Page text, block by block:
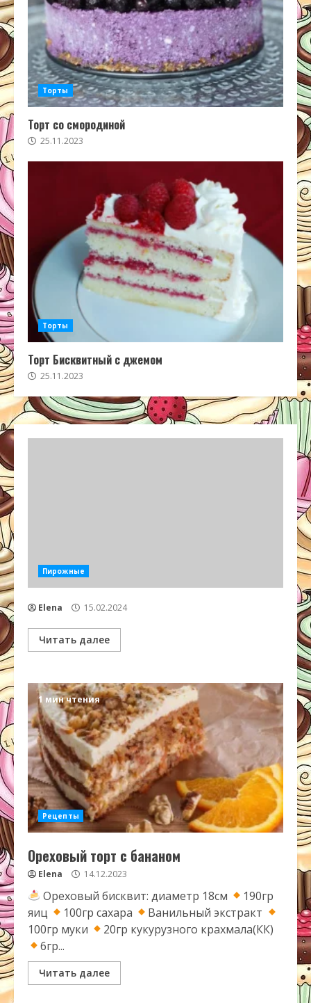
Торты
Торт со смородиной
25.11.2023
Торты
Торт Бисквитный с джемом
25.11.2023
Пирожные
Elena 15.02.2024
Читать далее
1 мин чтения
Рецепты
Ореховый торт с бананом
Elena 14.12.2023
Ореховый бисквит: диаметр 18см
190гр
яиц
100гр сахара
Ванильный экстракт
100гр муки
20гр кукурузного крахмала(КК)
6гр...
Читать далее